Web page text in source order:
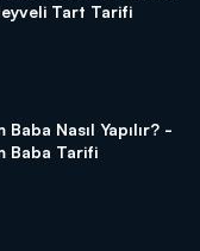
Tart Tarifi
Baba Nasıl Yapılır? -
Baba Tarifi